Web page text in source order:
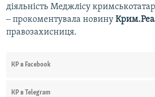
діяльність Меджлісу
‒ прокоментувала новину
правозахисниця.
КР в Facebook
КР в Telegram